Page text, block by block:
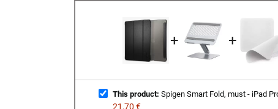
+ +
This product: Spigen Smart Fold, must - iPad
21,70 €